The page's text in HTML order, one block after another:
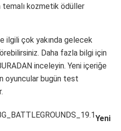
temalı kozmetik ödüller
ilgili çok yakında gelecek
Daha fazla bilgi için
inceleyin. Yeni içeriğe
oyuncular bugün test
Yeni